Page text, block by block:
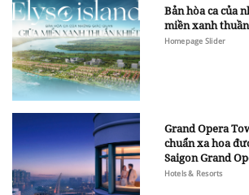
Bản hòa ca của
miền xanh
Homepage Slider
Grand Opera
chuẩn xa hoa
Saigon Grand
Hotels & Resorts